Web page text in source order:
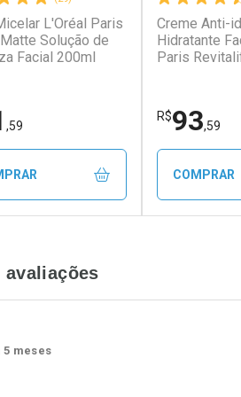
Desconto Ativar
L'Oréal Paris
Solução de
Facial 200ml
,59
Creme Anti-
Hidratante
Paris
R$93,59
COMPRAR
avaliações
5 meses